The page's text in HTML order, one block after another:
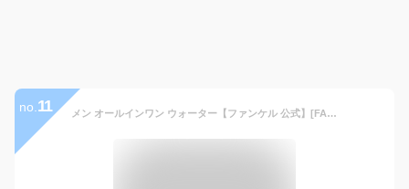
no. 11 メン オールインワン ウォーター【ファンケル 公式】[FANCL 男性用 化粧水 乳液 美容液 メンズ 化粧品 スキンケア べたつき 無添加 アフターシェーブローション CICA 保湿 ]